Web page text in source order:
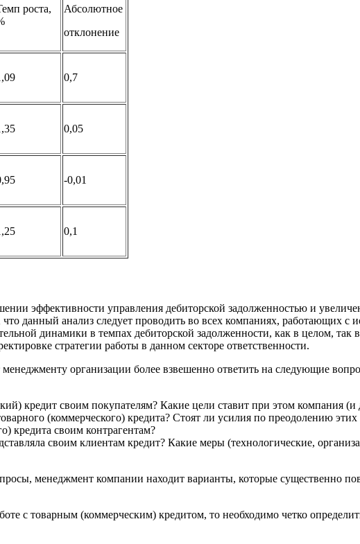
роста,
Абсолютное
отклонение
0,7
0,05
-0,01
0,1
эффективности управления дебиторской задолженностью и
данный анализ следует проводить во всех компаниях, работающих с
динамики в темпах дебиторской задолженности, как в целом, так
стратегии работы в данном секторе ответственности.
организации более взвешенно ответить на следующие
кредит своим покупателям? Какие цели ставит при этом компания (и
(коммерческого) кредита? Стоят ли усилия по преодолению
кредита своим контрагентам?
своим клиентам кредит? Какие меры (технологические,
менеджмент компании находит варианты, которые существенно
с товарным (коммерческим) кредитом, то необходимо четко